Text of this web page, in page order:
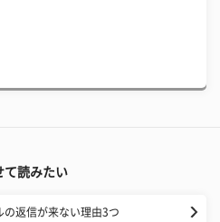
て読みたい
の返信が来ない理由3つ